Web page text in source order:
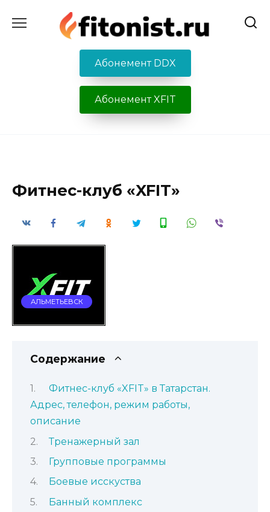
содержанию
Абонемент DDX
Абонемент XFIT
Фитнес-клуб «XFIT»
АЛЬМЕТЬЕВСК
Содержание
Фитнес-клуб «XFIT» в Татарстан.
Адрес, телефон, режим работы,
описание
Тренажерный зал
Групповые программы
Боевые исскуства
Банный комплекс